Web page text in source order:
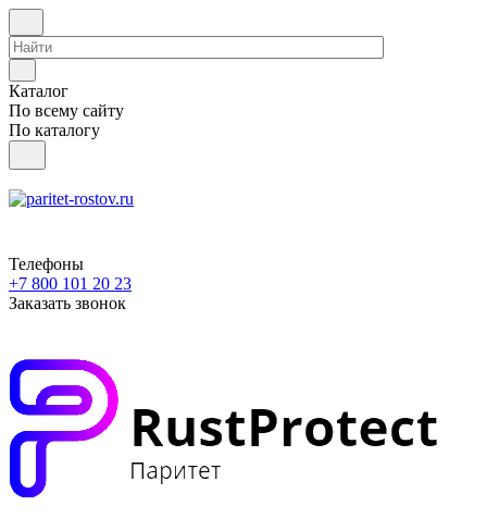
Каталог
По всему сайту
По каталогу
Телефоны
+7 800 101 20 23
Заказать звонок